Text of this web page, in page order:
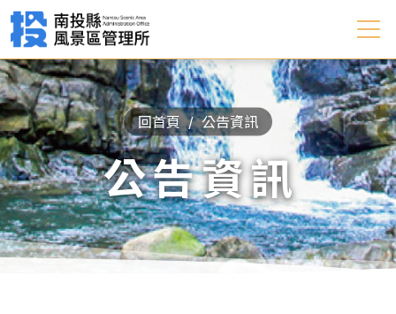
回首頁 公告資訊
公告資訊